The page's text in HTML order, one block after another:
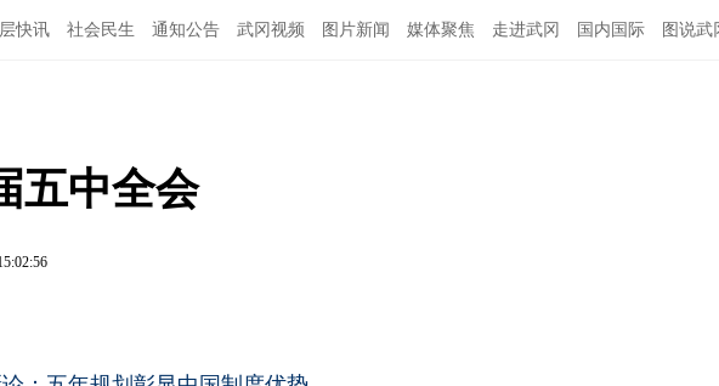
快讯 社会民生 通知公告 武冈视频 图片新闻 媒体聚焦 走进武冈 国内国际 图说武
五中全会